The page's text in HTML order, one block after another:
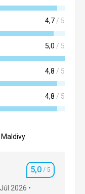
4,7 / 5
5,0 / 5
4,8 / 5
4,8 / 5
Hodnotenie
5,0 / 5
2026